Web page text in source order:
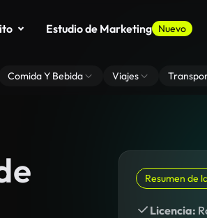
Estudio de Marketing Nuevo
Comida Y Bebida Viajes
Resumen de
Licencia: